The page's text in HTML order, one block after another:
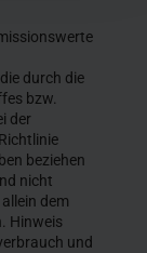
durch die
bzw.
der
beziehen
nicht
dem
Hinweis
und